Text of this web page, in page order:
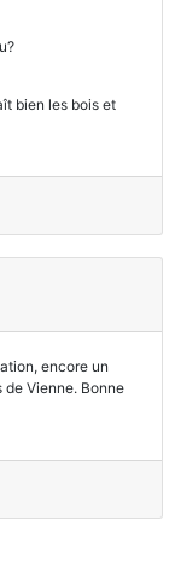
bien les bois et
encore un
de Vienne. Bonne